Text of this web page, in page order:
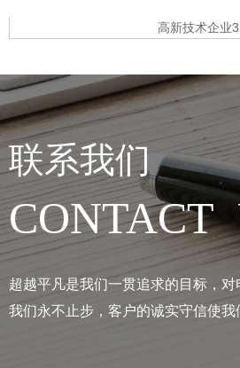
高新技术企业3
联系我们
CONTACT
超越平凡是我们一贯追求的目标，
我们永不止步，客户的诚实守信使我